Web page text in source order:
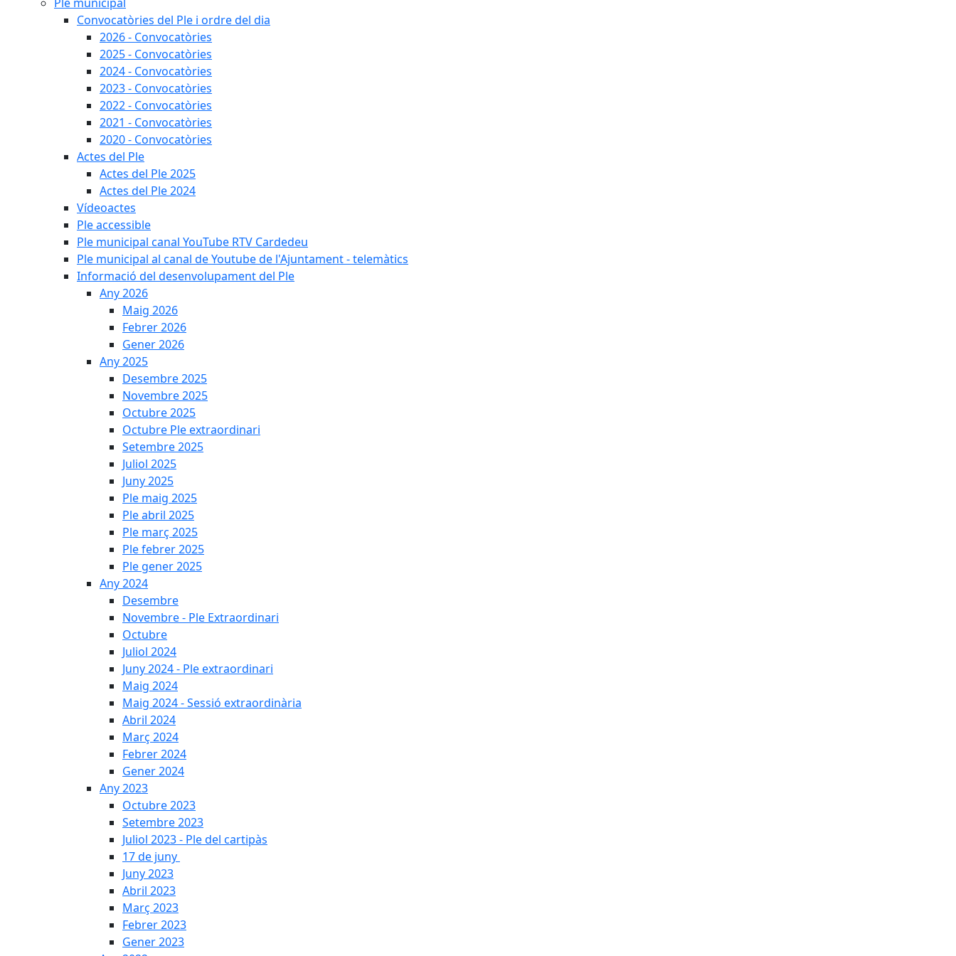
Convocatòries del Ple i ordre del dia
2026 - Convocatòries
2025 - Convocatòries
2024 - Convocatòries
2023 - Convocatòries
2022 - Convocatòries
2021 - Convocatòries
2020 - Convocatòries
Actes del Ple
Actes del Ple 2025
Actes del Ple 2024
Vídeoactes
Ple accessible
Ple municipal canal YouTube RTV Cardedeu
Ple municipal al canal de Youtube de l'Ajuntament - telemàtics
Informació del desenvolupament del Ple
Any 2026
Maig 2026
Febrer 2026
Gener 2026
Any 2025
Desembre 2025
Novembre 2025
Octubre 2025
Octubre Ple extraordinari
Setembre 2025
Juliol 2025
Juny 2025
Ple maig 2025
Ple abril 2025
Ple març 2025
Ple febrer 2025
Ple gener 2025
Any 2024
Desembre
Novembre - Ple Extraordinari
Octubre
Juliol 2024
Juny 2024 - Ple extraordinari
Maig 2024
Maig 2024 - Sessió extraordinària
Abril 2024
Març 2024
Febrer 2024
Gener 2024
Any 2023
Octubre 2023
Setembre 2023
Juliol 2023 - Ple del cartipàs
17 de juny
Juny 2023
Abril 2023
Març 2023
Febrer 2023
Gener 2023